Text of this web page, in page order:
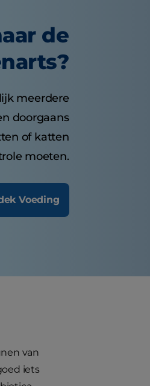
de
meerdere
doorgaans
of katten
moeten.
Voeding
van
iets